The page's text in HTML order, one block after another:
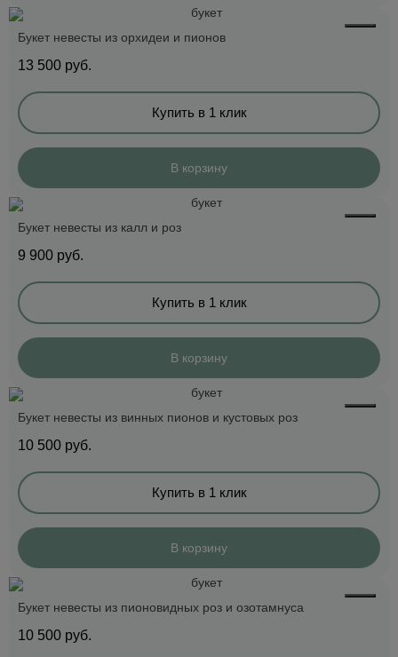
Букет невесты из орхидеи и пионов
13 500 руб.
Купить в 1 клик
В корзину
Букет невесты из калл и роз
9 900 руб.
Купить в 1 клик
В корзину
Букет невесты из винных пионов и кустовых роз
10 500 руб.
Купить в 1 клик
В корзину
Букет невесты из пионовидных роз и озотамнуса
10 500 руб.